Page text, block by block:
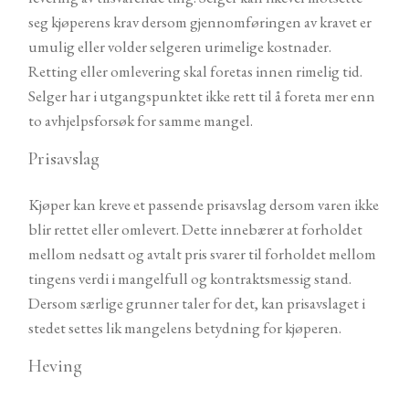
seg kjøperens krav dersom gjennomføringen av kravet er
umulig eller volder selgeren urimelige kostnader.
Retting eller omlevering skal foretas innen rimelig tid.
Selger har i utgangspunktet ikke rett til å foreta mer enn
to avhjelpsforsøk for samme mangel.
Prisavslag
Kjøper kan kreve et passende prisavslag dersom varen ikke
blir rettet eller omlevert. Dette innebærer at forholdet
mellom nedsatt og avtalt pris svarer til forholdet mellom
tingens verdi i mangelfull og kontraktsmessig stand.
Dersom særlige grunner taler for det, kan prisavslaget i
stedet settes lik mangelens betydning for kjøperen.
Heving